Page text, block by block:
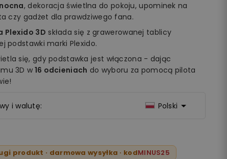
, dekoracja świetlna do pokoju, upominek na
czy gadżet dla prawdziwego fana.
Plexido 3D składa się z grawerowanej tablicy
podstawki marki Plexido.
się, gdy podstawka jest włączona - dając
3D w 16 odcieniach do wyboru za pomocą pilota
i walutę: Polski 
produkt · darmowa wysyłka · kodMINUS25